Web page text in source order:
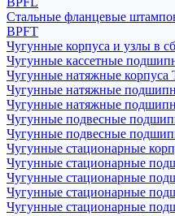
Стальные фланцевые
BPFT
Чугунные корпуса и узлы в
Чугунные кассетные
Чугунные натяжные корпуса
Чугунные натяжные
Чугунные натяжные
Чугунные подвесные
Чугунные подвесные
Чугунные стационарные
Чугунные стационарные
Чугунные стационарные
Чугунные стационарные
Чугунные стационарные